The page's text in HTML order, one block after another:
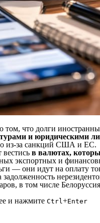
что долги
и юридическими
из-за санкций США и ЕС.
в валютах,
экспортных и
— они идут на оплату
в том числе
и нажмите Ctrl+Enter